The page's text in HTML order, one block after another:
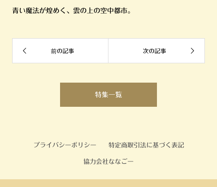
青い魔法が煌めく、雲の上の空中都市。
特集一覧
プライバシーポリシー 特定商取引法に基づく表記
協力会社ななごー